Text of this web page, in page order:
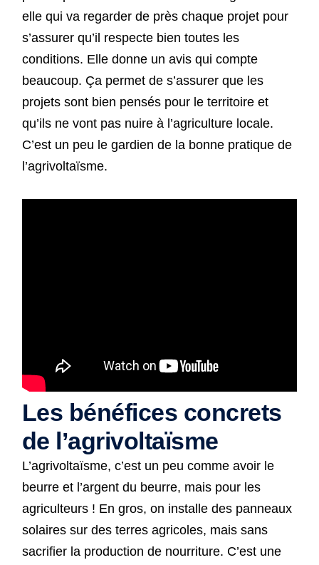
elle qui va regarder de près chaque projet pour
s’assurer qu’il respecte bien toutes les
conditions. Elle donne un avis qui compte
beaucoup. Ça permet de s’assurer que les
projets sont bien pensés pour le territoire et
qu’ils ne vont pas nuire à l’agriculture locale.
C’est un peu le gardien de la bonne pratique de
l’agrivoltaïsme.
Les bénéfices concrets
de l’agrivoltaïsme
L’agrivoltaïsme, c’est un peu comme avoir le
beurre et l’argent du beurre, mais pour les
agriculteurs ! En gros, on installe des panneaux
solaires sur des terres agricoles, mais sans
sacrifier la production de nourriture. C’est une